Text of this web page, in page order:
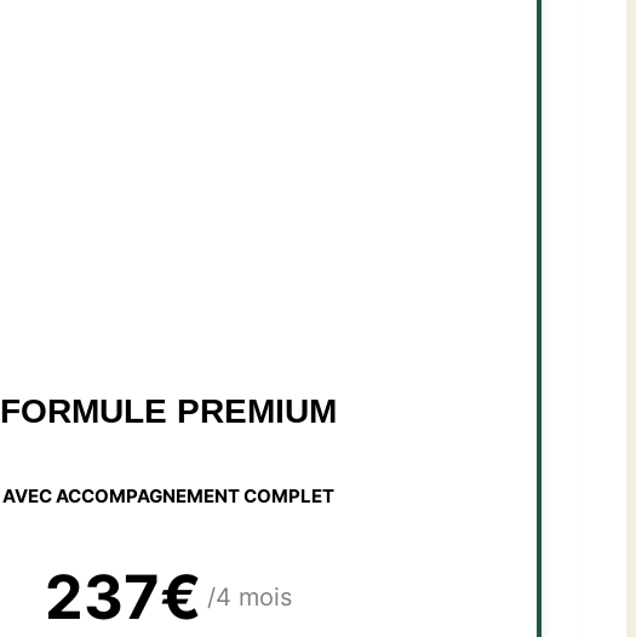
FORMULE PREMIUM
AVEC ACCOMPAGNEMENT COMPLET
237€ /4 mois